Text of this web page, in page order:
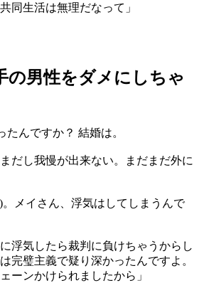
同生活は無理だなって」
の男性をダメにしちゃ
んですか？ 結婚は。
だし我慢が出来ない。まだまだ外に
メイさん、浮気はしてしまうんで
浮気したら裁判に負けちゃうからし
完璧主義で疑り深かったんですよ。
ーンかけられましたから」